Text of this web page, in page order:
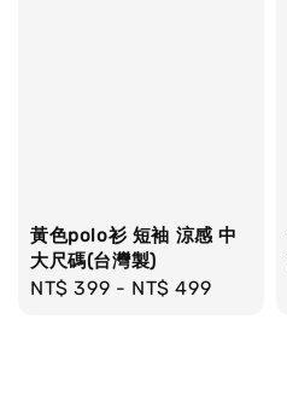
黃色polo衫 短袖 涼感 中
大尺碼(台灣製)
Regular
NT$ 399 - NT$ 499